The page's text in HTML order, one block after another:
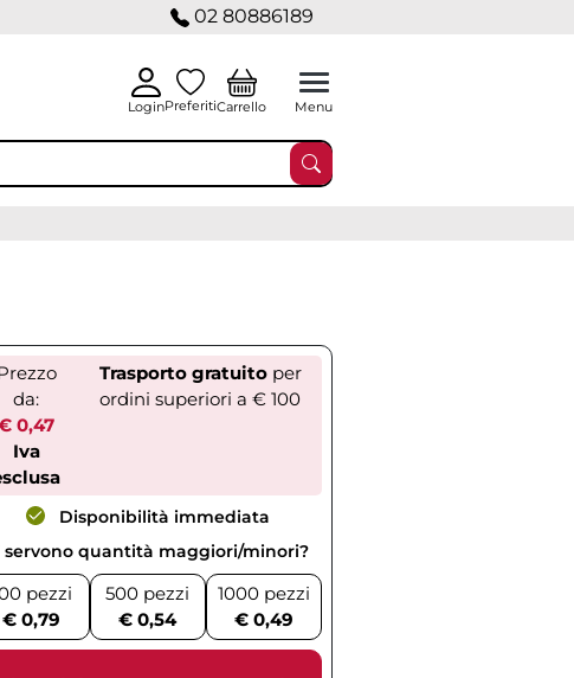
02 80886189
LoginPreferitiCarrello Menu
da:
0,47
Iva
Trasporto gratuitoper
ordini superiori a € 100
Disponibilità immediata
servono quantità maggiori/minori?
pezzi
€ 0,79
500 pezzi
€ 0,54
1000 pezzi
€ 0,49